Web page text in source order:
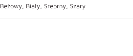
Beżowy, Biały, Srebrny, Szary